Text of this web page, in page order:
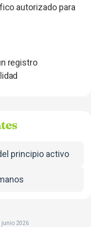
autorizado para
registro
principio activo
2026